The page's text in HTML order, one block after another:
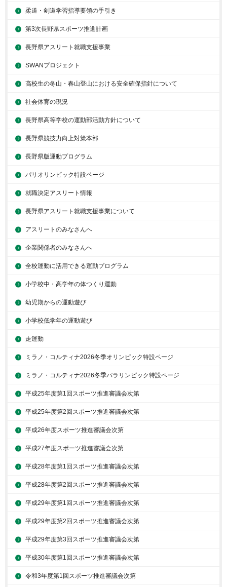
柔道・剣道学習指導要領の手引き
第3次長野県スポーツ推進計画
長野県アスリート就職支援事業
SWANプロジェクト
高校生の冬山・春山登山における安全確保指針について
社会体育の現況
長野県高等学校の運動部活動方針について
長野県競技力向上対策本部
長野県版運動プログラム
パリオリンピック特設ページ
就職決定アスリート情報
長野県アスリート就職支援事業について
アスリートのみなさんへ
企業関係者のみなさんへ
全校運動に活用できる運動プログラム
小学校中・高学年の体つくり運動
幼児期からの運動遊び
小学校低学年の運動遊び
走運動
ミラノ・コルティナ2026冬季オリンピック特設ページ
ミラノ・コルティナ2026冬季パラリンピック特設ページ
平成25年度第1回スポーツ推進審議会次第
平成25年度第2回スポーツ推進審議会次第
平成26年度スポーツ推進審議会次第
平成27年度スポーツ推進審議会次第
平成28年度第1回スポーツ推進審議会次第
平成28年度第2回スポーツ推進審議会次第
平成29年度第1回スポーツ推進審議会次第
平成29年度第2回スポーツ推進審議会次第
平成29年度第3回スポーツ推進審議会次第
平成30年度第1回スポーツ推進審議会次第
令和3年度第1回スポーツ推進審議会次第